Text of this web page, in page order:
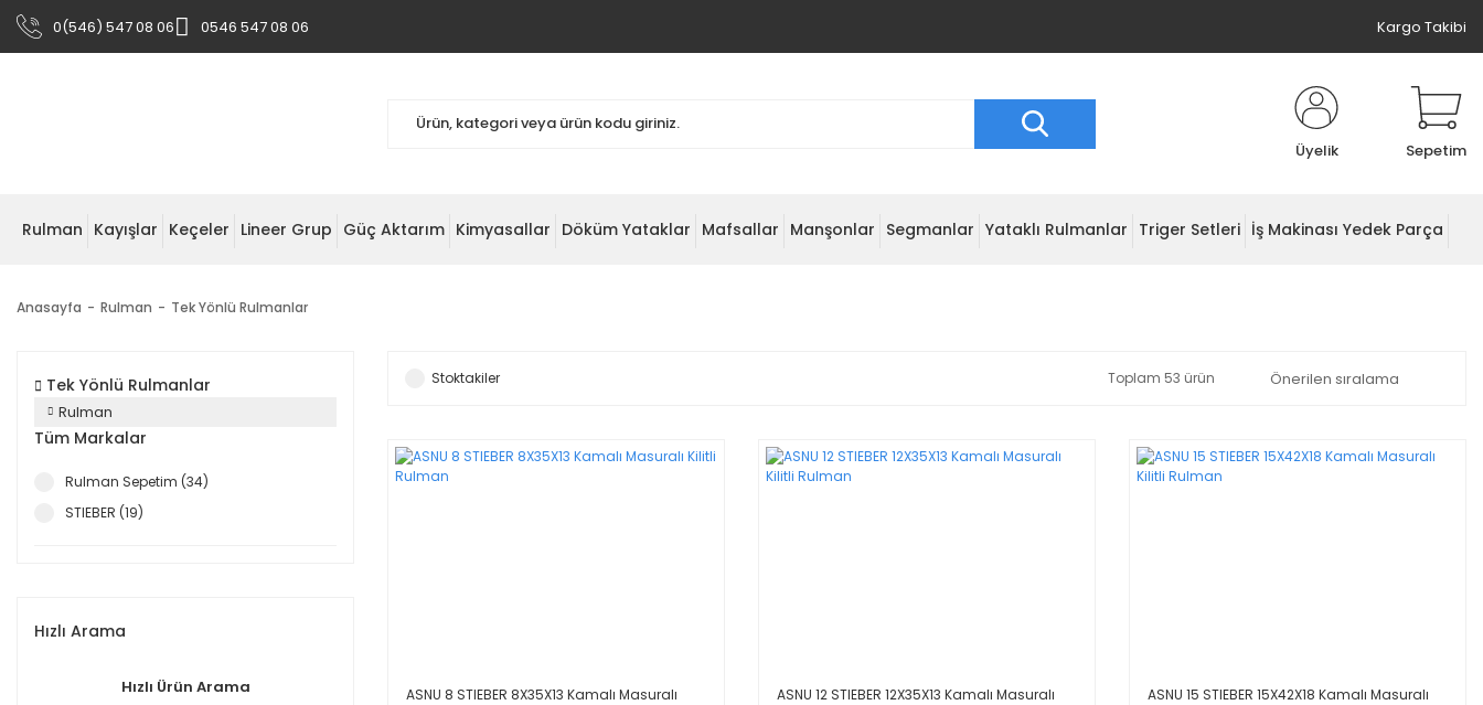
0(546) 547 08 06 0546 547 08 06 Kargo Takibi
Üyelik Sepetim
Rulman Kayışlar Keçeler Lineer Grup Güç Aktarım Kimyasallar Döküm Yataklar Mafsallar Manşonlar Segmanlar Yataklı Rulmanlar Triger Setleri İş Makinası Yedek Parça
Anasayfa Rulman Tek Yönlü Rulmanlar
Tek Yönlü Rulmanlar
Rulman
Tüm Markalar
Rulman Sepetim (34)
STIEBER (19)
Hızlı Arama
Hızlı Ürün Arama
Stoktakiler Toplam 53 ürün
ASNU 8 STIEBER 8X35X13 Kamalı Masuralı
ASNU 12 STIEBER 12X35X13 Kamalı Masuralı
ASNU 15 STIEBER 15X42X18 Kamalı Masuralı